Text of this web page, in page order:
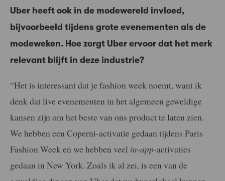
Uber heeft ook in de modewereld invloed,
bijvoorbeeld tijdens grote evenementen als de
modeweken. Hoe zorgt Uber ervoor dat het merk
relevant blijft in deze industrie?
“Het is interessant dat je fashion week noemt, want ik
denk dat live evenementen in het algemeen geweldige
kansen zijn om het beste van ons product te laten zien.
We hebben een Coperni-activatie gedaan tijdens Paris
Fashion Week en we hebben veel in-app-activaties
gedaan in New York. Zoals ik al zei, is een van de